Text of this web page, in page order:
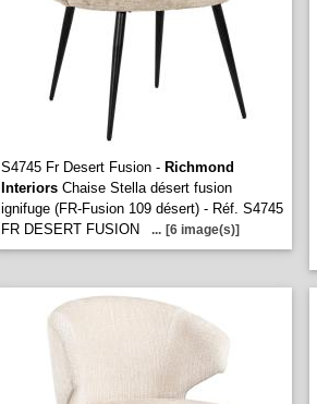
S4745 Fr Desert Fusion - Richmond
Interiors Chaise Stella désert fusion
ignifuge (FR-Fusion 109 désert) - Réf. S4745
FR DESERT FUSION
... [6 image(s)]